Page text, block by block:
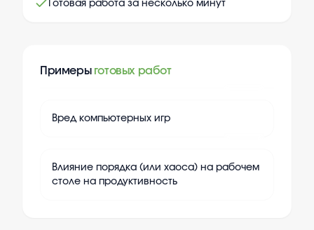
Готовая работа за несколько минут
Примеры готовых работ
Вред компьютерных игр
Влияние порядка (или хаоса) на рабочем
столе на продуктивность